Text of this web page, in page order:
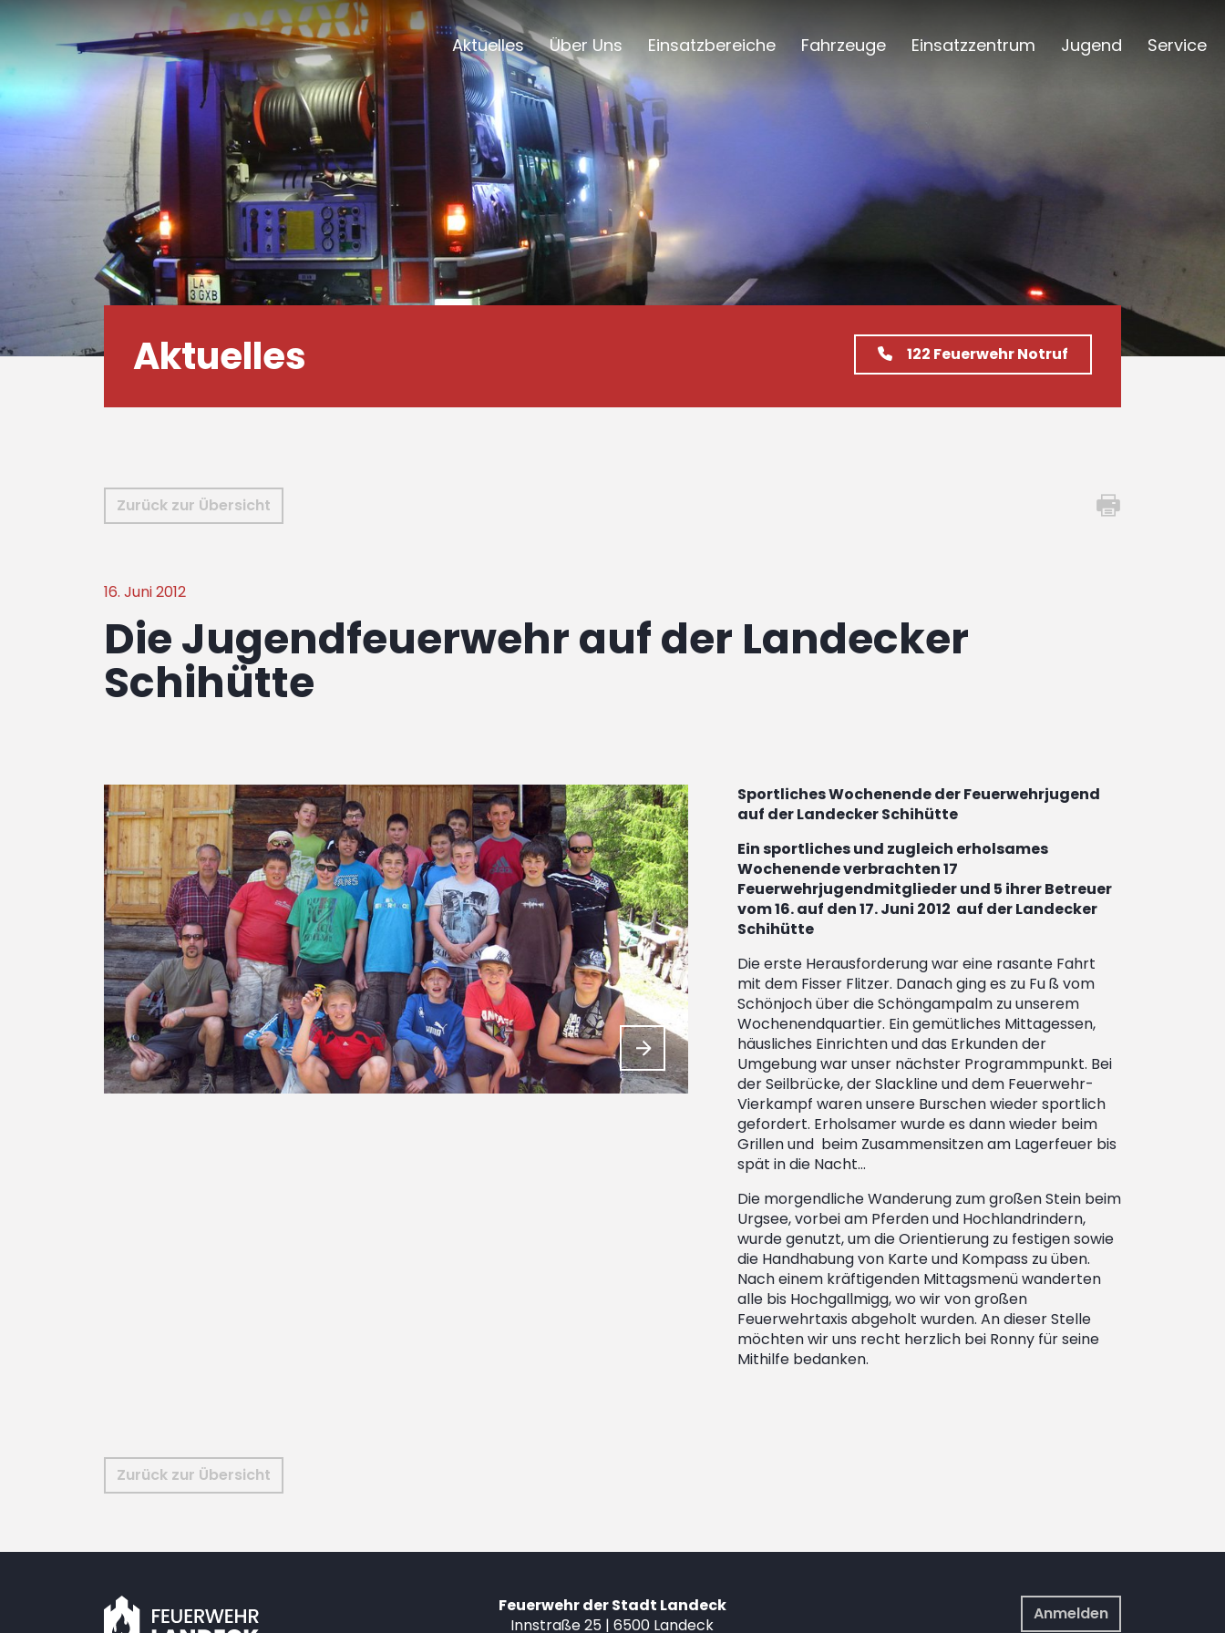
Aktuelles Über Uns Einsatzbereiche Fahrzeuge Einsatzzentrum Jugend Service
Aktuelles 122 Feuerwehr Notruf
Zurück zur Übersicht
16. Juni 2012
Die Jugendfeuerwehr auf der Landecker
Schihütte
Sportliches Wochenende der Feuerwehrjugend
auf der Landecker Schihütte
Ein sportliches und zugleich erholsames
Wochenende verbrachten 17
Feuerwehrjugendmitglieder und 5 ihrer Betreuer
vom 16. auf den 17. Juni 2012 auf der Landecker
Schihütte
Die erste Herausforderung war eine rasante Fahrt
mit dem Fisser Flitzer. Danach ging es zu Fu ß vom
Schönjoch über die Schöngampalm zu unserem
Wochenendquartier. Ein gemütliches Mittagessen,
häusliches Einrichten und das Erkunden der
Umgebung war unser nächster Programmpunkt. Bei
der Seilbrücke, der Slackline und dem Feuerwehr-
Vierkampf waren unsere Burschen wieder sportlich
gefordert. Erholsamer wurde es dann wieder beim
Grillen und beim Zusammensitzen am Lagerfeuer bis
spät in die Nacht…
Die morgendliche Wanderung zum großen Stein beim
Urgsee, vorbei am Pferden und Hochlandrindern,
wurde genutzt, um die Orientierung zu festigen sowie
die Handhabung von Karte und Kompass zu üben.
Nach einem kräftigenden Mittagsmenü wanderten
alle bis Hochgallmigg, wo wir von großen
Feuerwehrtaxis abgeholt wurden. An dieser Stelle
möchten wir uns recht herzlich bei Ronny für seine
Mithilfe bedanken.
Zurück zur Übersicht
Feuerwehr der Stadt Landeck
Innstraße 25 | 6500 Landeck
Anmelden